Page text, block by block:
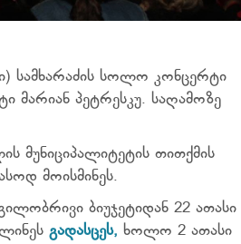
სამხარაძის სოლო კონცერტი
მარიან პეტრესკუ. საღამოზე
მუნიციპალიტეტის თითქმის
მოისმინეს.
ბიუჯეტიდან 22 ათასი
გადასცეს, ხოლო 2 ათასი